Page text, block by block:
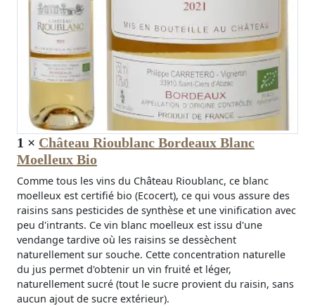
1 × Château Rioublanc Bordeaux Blanc
Moelleux Bio
Comme tous les vins du Château Rioublanc, ce blanc
moelleux est certifié bio (Ecocert), ce qui vous assure des
raisins sans pesticides de synthèse et une vinification avec
peu d'intrants. Ce vin blanc moelleux est issu d'une
vendange tardive où les raisins se dessèchent
naturellement sur souche. Cette concentration naturelle
du jus permet d'obtenir un vin fruité et léger,
naturellement sucré (tout le sucre provient du raisin, sans
aucun ajout de sucre extérieur).